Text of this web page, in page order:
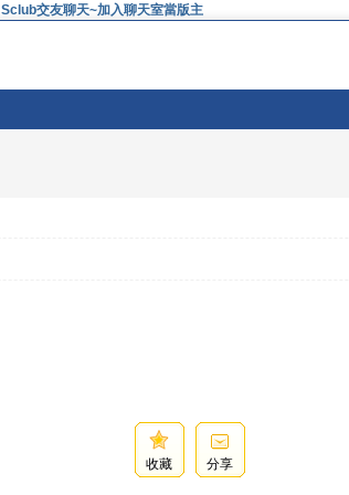
Sclub交友聊天~加入聊天室當版主
收藏 分享